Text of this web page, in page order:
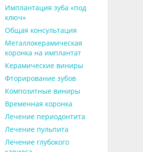
Имплантация зуба «под
ключ»
Общая консультация
Металлокерамическая
коронка на имплантат
Керамические виниры
Фторирование зубов
Композитные виниры
Временная коронка
Лечение периодонтита
Лечение пульпита
Лечение глубокого